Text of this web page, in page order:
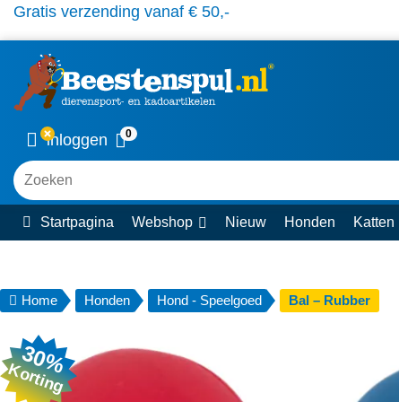
Gratis verzending vanaf € 50,-
inloggen 0
Zoeken
Startpagina Webshop Nieuw Honden Katten
Home Honden Hond - Speelgoed Bal – Rubber
30%
Korting